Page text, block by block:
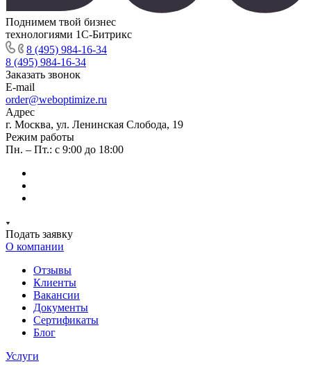
Поднимем твой бизнес
технологиями 1С-Битрикс
8 (495) 984-16-34
8 (495) 984-16-34
Заказать звонок
E-mail
order@weboptimize.ru
Адрес
г. Москва, ул. Ленинская Слобода, 19
Режим работы
Пн. – Пт.: с 9:00 до 18:00
Подать заявку
О компании
Отзывы
Клиенты
Вакансии
Документы
Сертификаты
Блог
Услуги